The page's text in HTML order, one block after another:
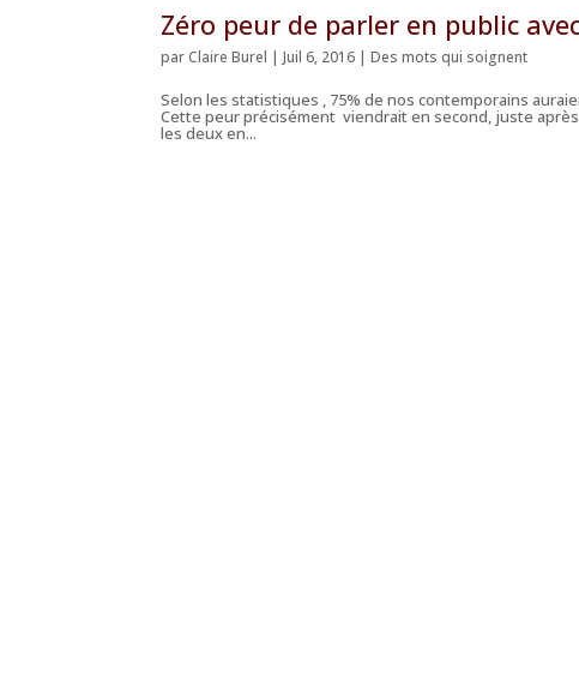
Zéro peur de parler en public
parClaire Burel |Juil 6, 2016 |Des mots qui soignent
Selon les statistiques , 75% de nos contemporains
Cette peur précisément viendrait en second, juste
les deux en...